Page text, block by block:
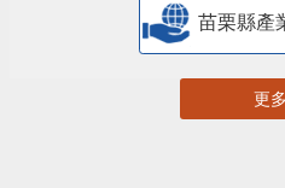
苗栗縣產
更多